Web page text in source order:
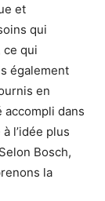
et
qui
ce qui
également
en
dans
l’idée plus
Bosch,
la